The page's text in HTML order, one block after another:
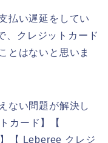
払い遅延をしてい
、クレジットカード
とはないと思いま
ない問題が解決し
カード】【
【 Leberee クレジ